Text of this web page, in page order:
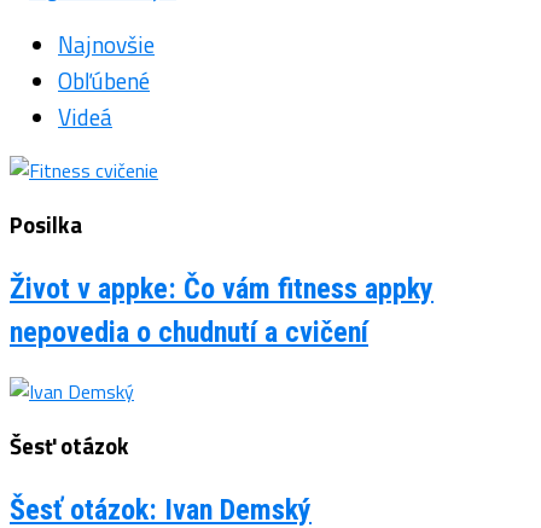
Najnovšie
Obľúbené
Videá
Posilka
Život v appke: Čo vám fitness appky
nepovedia o chudnutí a cvičení
Šesť otázok
Šesť otázok: Ivan Demský